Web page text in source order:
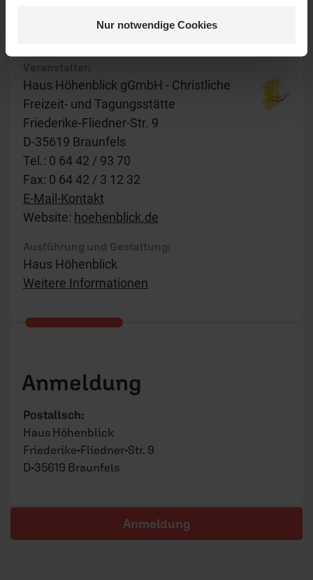
Nur notwendige Cookies
Veranstalter:
Haus Höhenblick gGmbH - Christliche
Freizeit- und Tagungsstätte
Friederike-Fliedner-Str. 9
D-35619 Braunfels
Tel.: 0 64 42 / 93 70
Fax: 0 64 42 / 3 12 32
E-Mail-Kontakt
Website: hoehenblick.de
Ausführung und Gestaltung:
Haus Höhenblick
Weitere Informationen
Anmeldung
Postalisch:
Haus Höhenblick
Friederike-Fliedner-Str. 9
D-35619 Braunfels
Anmeldung